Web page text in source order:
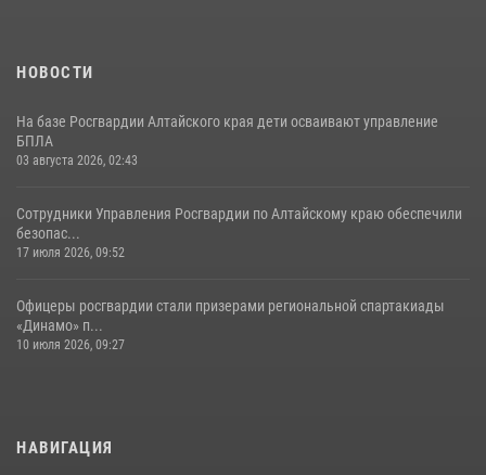
НОВОСТИ
На базе Росгвардии Алтайского края дети осваивают управление
БПЛА
03 августа 2026, 02:43
Сотрудники Управления Росгвардии по Алтайскому краю обеспечили
безопас...
17 июля 2026, 09:52
Офицеры росгвардии стали призерами региональной спартакиады
«Динамо» п...
10 июля 2026, 09:27
НАВИГАЦИЯ